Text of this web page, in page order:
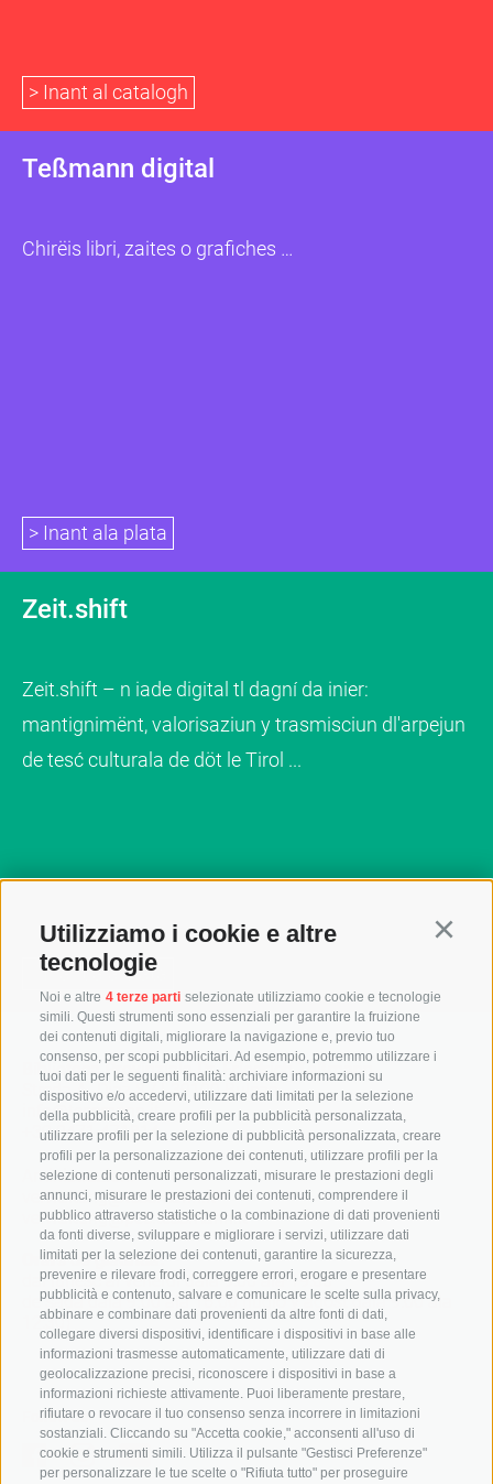
Utilizziamo i cookie e altre
tecnologie
Noi e altre 4 terze parti selezionate utilizziamo cookie e tecnologie
simili. Questi strumenti sono essenziali per garantire la fruizione
dei contenuti digitali, migliorare la navigazione e, previo tuo
consenso, per scopi pubblicitari. Ad esempio, potremmo utilizzare i
tuoi dati per le seguenti finalità: archiviare informazioni su
dispositivo e/o accedervi, utilizzare dati limitati per la selezione
della pubblicità, creare profili per la pubblicità personalizzata,
utilizzare profili per la selezione di pubblicità personalizzata, creare
profili per la personalizzazione dei contenuti, utilizzare profili per la
selezione di contenuti personalizzati, misurare le prestazioni degli
annunci, misurare le prestazioni dei contenuti, comprendere il
pubblico attraverso statistiche o la combinazione di dati provenienti
da fonti diverse, sviluppare e migliorare i servizi, utilizzare dati
limitati per la selezione dei contenuti, garantire la sicurezza,
prevenire e rilevare frodi, correggere errori, erogare e presentare
pubblicità e contenuto, salvare e comunicare le scelte sulla privacy,
abbinare e combinare dati provenienti da altre fonti di dati,
collegare diversi dispositivi, identificare i dispositivi in base alle
informazioni trasmesse automaticamente, utilizzare dati di
geolocalizzazione precisi, riconoscere i dispositivi in base a
informazioni richieste attivamente. Puoi liberamente prestare,
rifiutare o revocare il tuo consenso senza incorrere in limitazioni
sostanziali. Cliccando su "Accetta cookie," acconsenti all'uso di
cookie e strumenti simili. Utilizza il pulsante "Gestisci Preferenze"
per personalizzare le tue scelte o "Rifiuta tutto" per proseguire
> Inant al catalogh
Teßmann digital
Chirëis libri, zaites o grafiches …
> Inant ala plata
Zeit.shift
Zeit.shift – n iade digital tl dagní da inier:
mantignimënt, valorisaziun y trasmisciun dl'arpejun
de tesć culturala de döt le Tirol ...
> Inant ala plata
Biblioteca Provinziala Dr. Friedrich Teßmann
Streda A.-Diaz 8 / I-39100 Bulsan
info@tessmann.it
+39 0471 471814
Follow us
Aministrazion:
verwaltung@tessmann.it
verwaltung@pec.tessmann.it
Orars de giaurida:
dal lunesc al vënerdi dala 9:00 ala 19:00
de sada dala 9.00 ala 16.00 (lugio y agost dala 9:00 ala
12:30)